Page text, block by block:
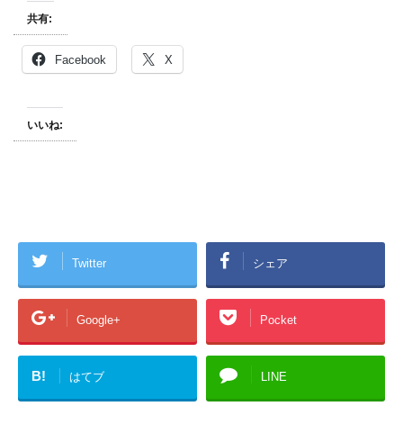
共有:
Facebook X
いいね:
Twitter シェア
Google+ Pocket
B! はてブ LINE